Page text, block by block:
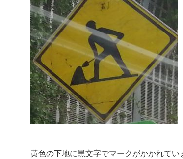
黄色の下地に黒文字でマークがかかれて